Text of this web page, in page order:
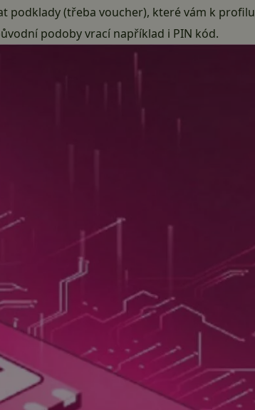
podklady (třeba voucher), které vám k profilu
podoby vrací například i PIN kód.